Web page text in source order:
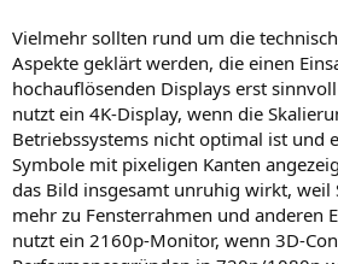
Vielmehr sollten rund um die
Aspekte geklärt werden, die einen
hochauflösenden Displays erst
nutzt ein 4K-Display, wenn die
Betriebssystems nicht optimal ist und
Symbole mit pixeligen Kanten
das Bild insgesamt unruhig wirkt,
mehr zu Fensterrahmen und anderen
nutzt ein 2160p-Monitor, wenn 3D-